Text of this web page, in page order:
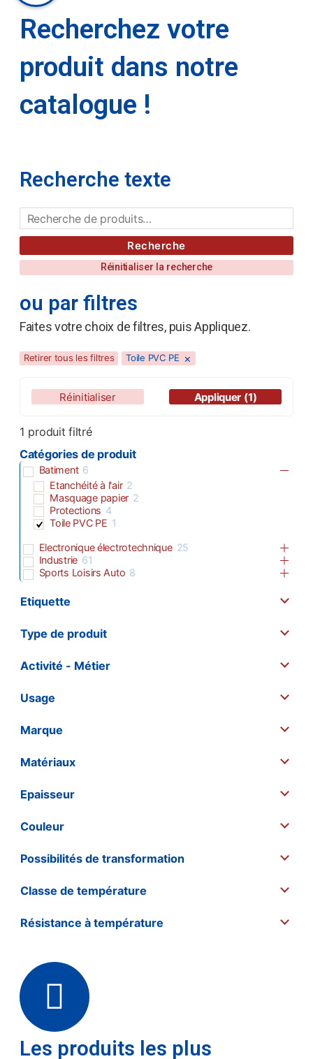
Recherchez votre
produit dans notre
catalogue !
Recherche texte
Recherche
Réinitialiser la recherche
ou par filtres
Faites votre choix de filtres, puis Appliquez.
Retirer tous les filtres Toile PVC PE ×
1 produit filtré
Catégories de produit
Batiment 6
Etanchéité à l'air 2
Masquage papier 2
Protections 4
Toile PVC PE 1
Electronique électrotechnique 25
Industrie 61
Sports Loisirs Auto 8
Etiquette
Type de produit
Activité - Métier
Usage
Marque
Matériaux
Epaisseur
Couleur
Possibilités de transformation
Classe de température
Résistance à température
Appliquer (1)
Réinitialiser
Les produits les plus